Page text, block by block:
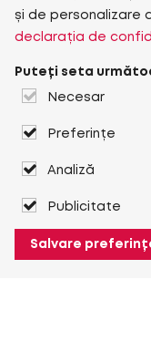
și de personalizare
declarația de
Puteți seta
Necesar
Preferințe
Analiză
Publicitate
Salvare